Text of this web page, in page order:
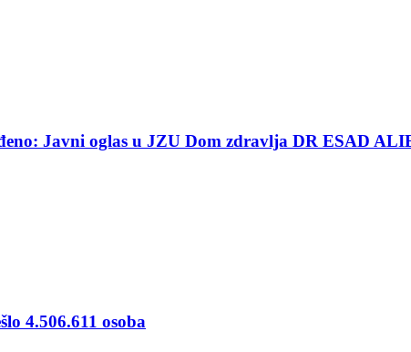
Javni oglas u JZU Dom zdravlja DR ESAD
4.506.611 osoba